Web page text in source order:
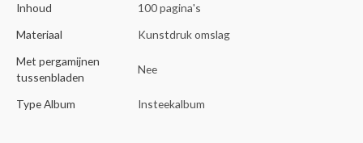
Inhoud
100 pagina's
Materiaal
Kunstdruk omslag
Met pergamijnen
tussenbladen
Nee
Type Album Insteekalbum